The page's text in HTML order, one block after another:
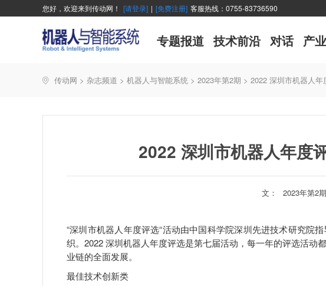
您好，欢迎来到传动网！ [请登录] | [免费注册] 客服热线：0755-83736590
专题报道 技术前沿 对话 产
传动网 > 杂志频道 > 机器人与智能系统 > 2023年第2期 > 2022 深圳市机器人
2022 深圳市机器人年度
文： 2023年第2期
“深圳市机器人年度评选“活动由中国科学院深圳先进技术研究院
织。2022 深圳机器人年度评选是第七届活动，每一年的评选活动
业链的全面发展。
最佳技术创新类